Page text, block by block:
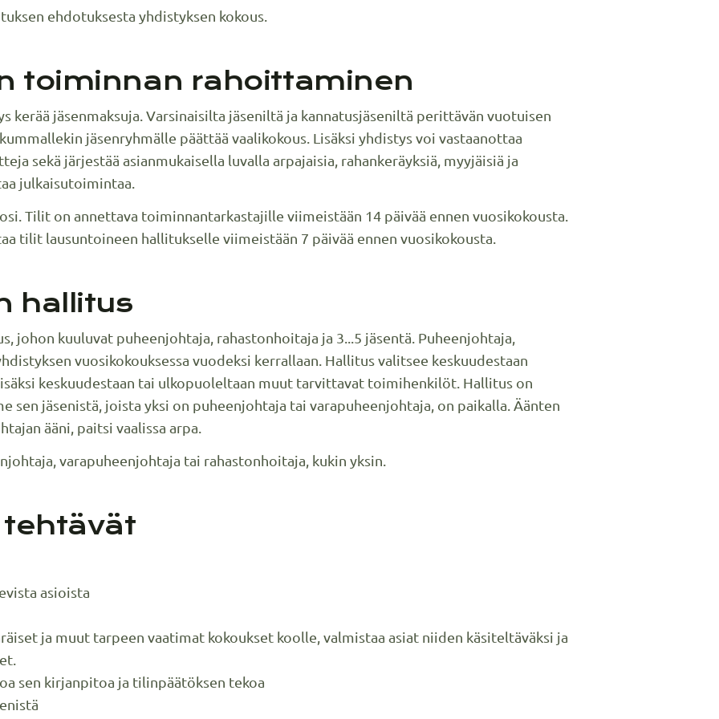
ehdotuksesta yhdistyksen kokous.
toiminnan rahoittaminen
kerää jäsenmaksuja. Varsinaisilta jäseniltä ja kannatusjäseniltä perittävän vuotuisen
jäsenryhmälle päättää vaalikokous. Lisäksi yhdistys voi vastaanottaa
sekä järjestää asianmukaisella luvalla arpajaisia, rahankeräyksiä, myyjäisiä ja
julkaisutoimintaa.
Tilit on annettava toiminnantarkastajille viimeistään 14 päivää ennen vuosikokousta.
tilit lausuntoineen hallitukselle viimeistään 7 päivää ennen vuosikokousta.
hallitus
johon kuuluvat puheenjohtaja, rahastonhoitaja ja 3...5 jäsentä. Puheenjohtaja,
vuosikokouksessa vuodeksi kerrallaan. Hallitus valitsee keskuudestaan
keskuudestaan tai ulkopuoleltaan muut tarvittavat toimihenkilöt. Hallitus on
sen jäsenistä, joista yksi on puheenjohtaja tai varapuheenjohtaja, on paikalla. Äänten
ääni, paitsi vaalissa arpa.
varapuheenjohtaja tai rahastonhoitaja, kukin yksin.
asioista
ja muut tarpeen vaatimat kokoukset koolle, valmistaa asiat niiden käsiteltäväksi ja
sen kirjanpitoa ja tilinpäätöksen tekoa